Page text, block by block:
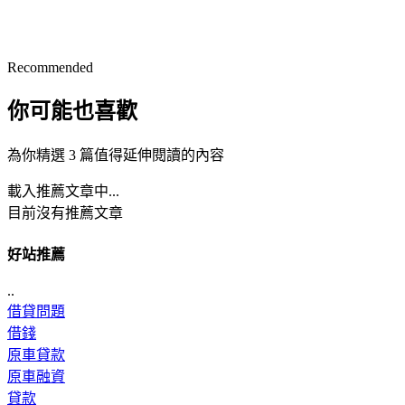
Recommended
你可能也喜歡
為你精選 3 篇值得延伸閱讀的內容
載入推薦文章中...
目前沒有推薦文章
好站推薦
..
借貸問題
借錢
原車貸款
原車融資
貸款